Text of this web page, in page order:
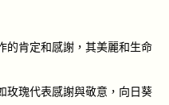
的肯定和感謝，其美麗和生命
玫瑰代表感謝與敬意，向日葵